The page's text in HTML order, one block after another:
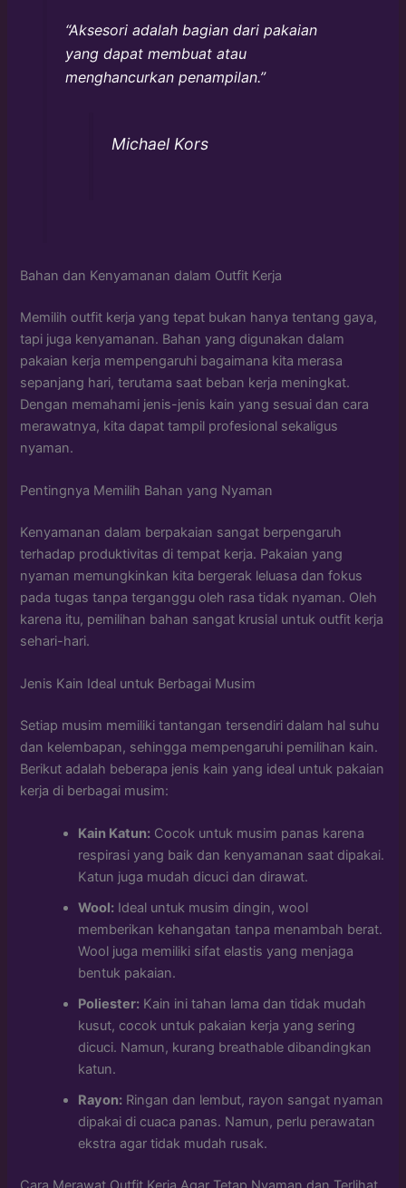
“Aksesori adalah bagian dari pakaian
yang dapat membuat atau
menghancurkan penampilan.”
Michael Kors
Bahan dan Kenyamanan dalam Outfit Kerja
Memilih outfit kerja yang tepat bukan hanya tentang gaya,
tapi juga kenyamanan. Bahan yang digunakan dalam
pakaian kerja mempengaruhi bagaimana kita merasa
sepanjang hari, terutama saat beban kerja meningkat.
Dengan memahami jenis-jenis kain yang sesuai dan cara
merawatnya, kita dapat tampil profesional sekaligus
nyaman.
Pentingnya Memilih Bahan yang Nyaman
Kenyamanan dalam berpakaian sangat berpengaruh
terhadap produktivitas di tempat kerja. Pakaian yang
nyaman memungkinkan kita bergerak leluasa dan fokus
pada tugas tanpa terganggu oleh rasa tidak nyaman. Oleh
karena itu, pemilihan bahan sangat krusial untuk outfit kerja
sehari-hari.
Jenis Kain Ideal untuk Berbagai Musim
Setiap musim memiliki tantangan tersendiri dalam hal suhu
dan kelembapan, sehingga mempengaruhi pemilihan kain.
Berikut adalah beberapa jenis kain yang ideal untuk pakaian
kerja di berbagai musim:
Kain Katun: Cocok untuk musim panas karena
respirasi yang baik dan kenyamanan saat dipakai.
Katun juga mudah dicuci dan dirawat.
Wool: Ideal untuk musim dingin, wool
memberikan kehangatan tanpa menambah berat.
Wool juga memiliki sifat elastis yang menjaga
bentuk pakaian.
Poliester: Kain ini tahan lama dan tidak mudah
kusut, cocok untuk pakaian kerja yang sering
dicuci. Namun, kurang breathable dibandingkan
katun.
Rayon: Ringan dan lembut, rayon sangat nyaman
dipakai di cuaca panas. Namun, perlu perawatan
ekstra agar tidak mudah rusak.